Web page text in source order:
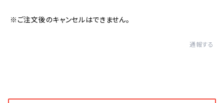
※ご注文後のキャンセルはできません。
通報する